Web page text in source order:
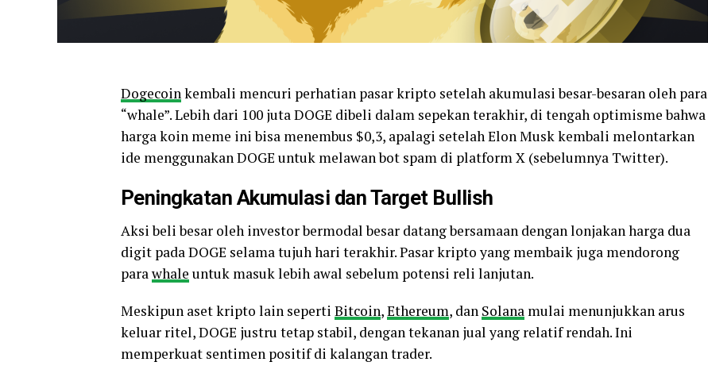
Dogecoinkembali mencuri perhatian pasar kripto setelah akumulasi besar-besaran oleh para
“whale”. Lebih dari 100 juta DOGE dibeli dalam sepekan terakhir, di tengah optimisme bahwa
harga koin meme ini bisa menembus $0,3, apalagi setelah Elon Musk kembali melontarkan
ide menggunakan DOGE untuk melawan bot spam di platform X (sebelumnya Twitter).
Peningkatan Akumulasi dan Target Bullish
Aksi beli besar oleh investor bermodal besar datang bersamaan dengan lonjakan harga dua
digit pada DOGE selama tujuh hari terakhir. Pasar kripto yang membaik juga mendorong
parawhale untuk masuk lebih awal sebelum potensi reli lanjutan.
Meskipun aset kripto lain seperti Bitcoin,Ethereum, dan Solana mulai menunjukkan arus
keluar ritel, DOGE justru tetap stabil, dengan tekanan jual yang relatif rendah. Ini
memperkuat sentimen positif di kalangan trader.